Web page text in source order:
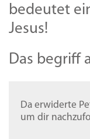
bedeutet
Jesus!
Das begriff
Da erwiderte
um dir